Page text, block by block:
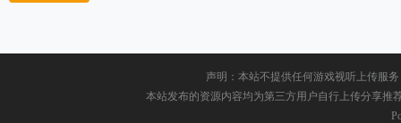
声明：本站不提供任何游戏视听上传服
本站发布的资源内容均为第三方用户自行上传分享推